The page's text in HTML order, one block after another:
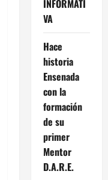
INFORMATI
VA
Hace
historia
Ensenada
con la
formación
de su
primer
Mentor
D.A.R.E.